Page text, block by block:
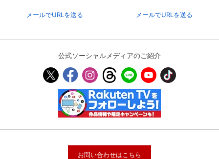
メールでURLを送る メールでURLを送る
公式ソーシャルメディアのご紹介
お問い合わせはこちら